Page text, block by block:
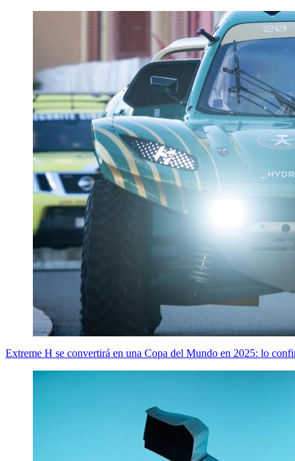
Extreme H se convertirá en una Copa del Mundo en 2025: lo